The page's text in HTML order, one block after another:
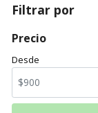
Filtrar por
Precio
Desde